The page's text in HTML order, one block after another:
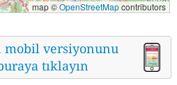
map ©OpenStreetMapcontributors
mobil versiyonunu
tıklayın